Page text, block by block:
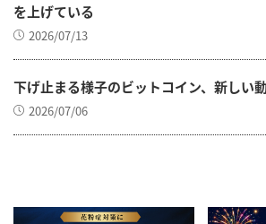
を上げている
2026/07/13
下げ止まる様子のビットコイン、新しい
2026/07/06